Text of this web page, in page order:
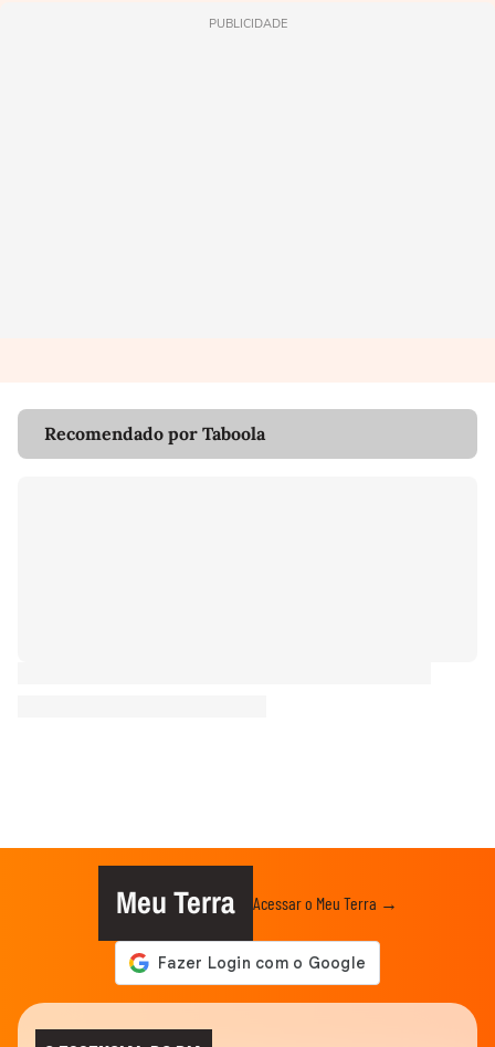
PUBLICIDADE
Recomendado por Taboola
Meu Terra Acessar o Meu Terra →